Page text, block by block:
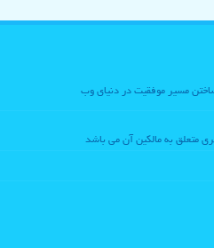
مسیر موفقیت در دنیای وب